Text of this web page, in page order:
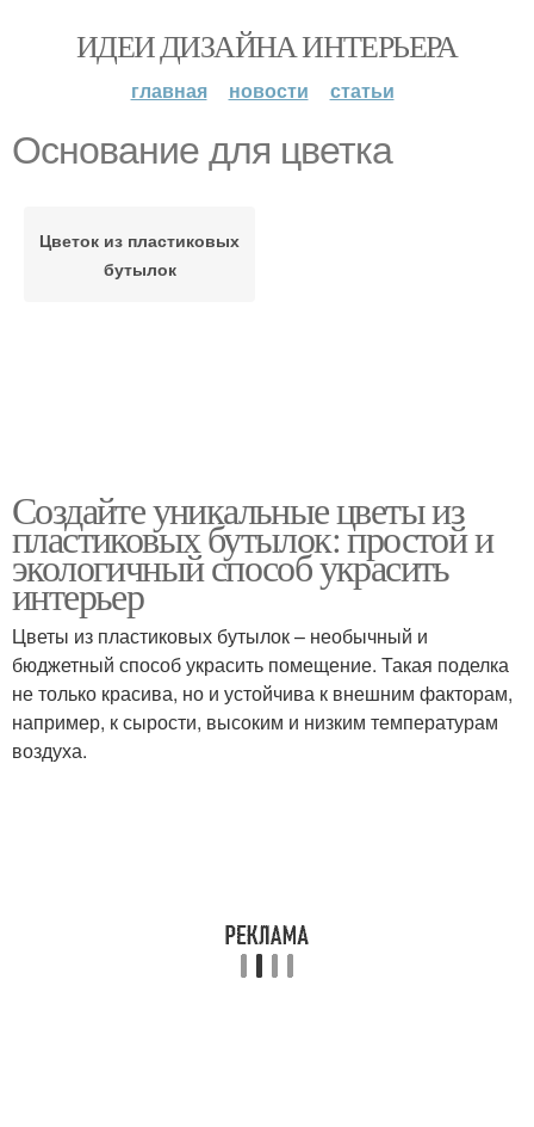
ИДЕИ ДИЗАЙНА ИНТЕРЬЕРА
главная новости статьи
Основание для цветка
Цветок из пластиковых
бутылок
Создайте уникальные цветы из
пластиковых бутылок: простой и
экологичный способ украсить
интерьер
Цветы из пластиковых бутылок – необычный и
бюджетный способ украсить помещение. Такая поделка
не только красива, но и устойчива к внешним факторам,
например, к сырости, высоким и низким температурам
воздуха.